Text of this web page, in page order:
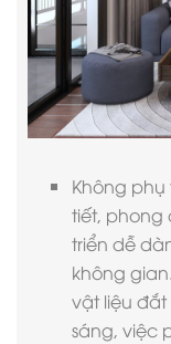
Không
tiết,
triển dễ
không
vật liệu
sáng, việc